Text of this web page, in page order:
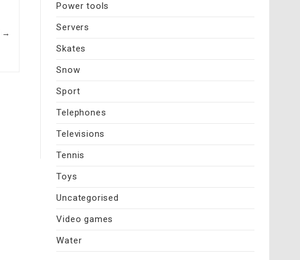
→
Power tools
Servers
Skates
Snow
Sport
Telephones
Televisions
Tennis
Toys
Uncategorised
Video games
Water